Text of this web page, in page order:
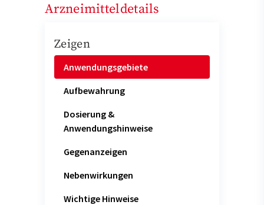
Arzneimitteldetails
Zeigen
Anwendungsgebiete
Aufbewahrung
Dosierung &
Anwendungshinweise
Gegenanzeigen
Nebenwirkungen
Wichtige Hinweise